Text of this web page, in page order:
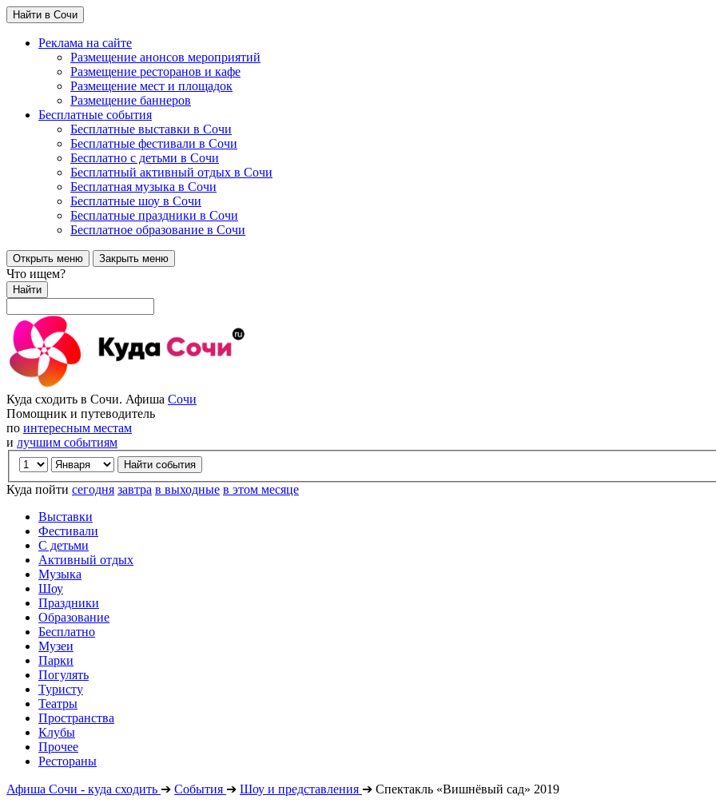
Найти в Сочи
Реклама на сайте
Размещение анонсов мероприятий
Размещение ресторанов и кафе
Размещение мест и площадок
Размещение баннеров
Бесплатные события
Бесплатные выставки в Сочи
Бесплатные фестивали в Сочи
Бесплатно с детьми в Сочи
Бесплатный активный отдых в Сочи
Бесплатная музыка в Сочи
Бесплатные шоу в Сочи
Бесплатные праздники в Сочи
Бесплатное образование в Сочи
Открыть меню Закрыть меню
Что ищем?
Найти
Куда сходить в Сочи. Афиша Сочи
Помощник и путеводитель
по интересным местам
и лучшим событиям
Куда пойти сегодня завтра в выходные в этом месяце
Выставки
Фестивали
С детьми
Активный отдых
Музыка
Шоу
Праздники
Образование
Бесплатно
Музеи
Парки
Погулять
Туристу
Театры
Пространства
Клубы
Прочее
Рестораны
Афиша Сочи - куда сходить ➔ События ➔ Шоу и представления ➔ Спектакль «Вишнёвый сад» 2019